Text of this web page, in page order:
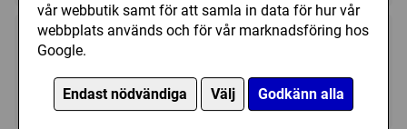
vår webbutik samt för att samla in data för hur vår
webbplats används och för vår marknadsföring hos
Google.
Endast nödvändiga Välj Godkänn alla
149 kr
I lager, leveranstid 1-3 vardagar